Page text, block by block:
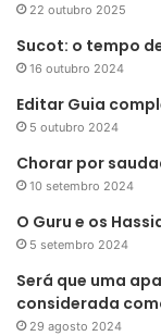
22 outubro 2025
Sucot: o tempo
16 outubro 2024
Editar Guia
5 outubro 2024
Chorar por
10 setembro 2024
O Guru e os
5 setembro 2024
Será que uma
considerada
29 agosto 2024